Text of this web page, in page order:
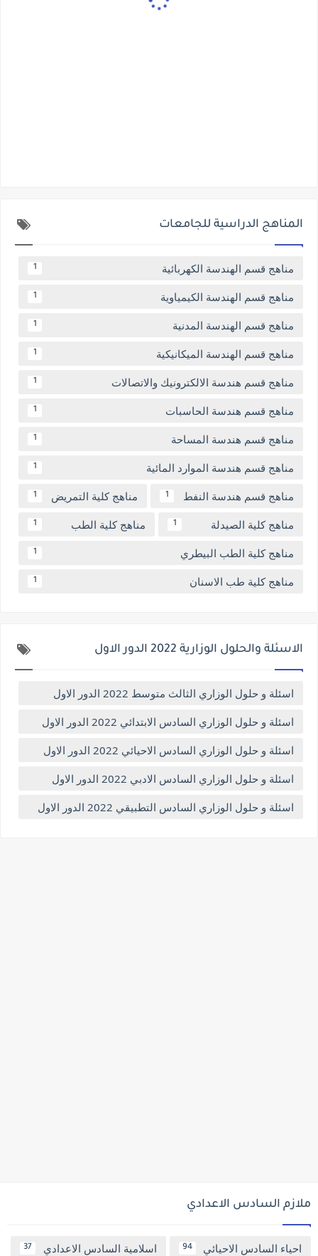
المناهج الدراسية للجامعات
مناهج قسم الهندسة الكهربائية 1
مناهج قسم الهندسة الكيمياوية 1
مناهج قسم الهندسة المدنية 1
مناهج قسم الهندسة الميكانيكية 1
مناهج قسم هندسة الالكترونيك والاتصالات 1
مناهج قسم هندسة الحاسبات 1
مناهج قسم هندسة المساحة 1
مناهج قسم هندسة الموارد المائية 1
مناهج قسم هندسة النفط 1 مناهج كلية التمريض 1
مناهج كلية الصيدلة 1 مناهج كلية الطب 1
مناهج كلية الطب البيطري 1
مناهج كلية طب الاسنان 1
الاسئلة والحلول الوزارية 2022 الدور الاول
اسئلة و حلول الوزاري الثالث متوسط 2022 الدور الاول
اسئلة و حلول الوزاري السادس الابتدائي 2022 الدور الاول
اسئلة و حلول الوزاري السادس الاحيائي 2022 الدور الاول
اسئلة و حلول الوزاري السادس الادبي 2022 الدور الاول
اسئلة و حلول الوزاري السادس التطبيقي 2022 الدور الاول
ملازم السادس الاعدادي
احياء السادس الاحيائي 94 اسلامية السادس الاعدادي 37